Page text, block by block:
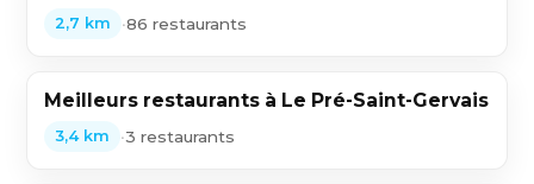
2,7 km •86 restaurants
Meilleurs restaurants à Le Pré-Saint-Gervais
3,4 km •3 restaurants